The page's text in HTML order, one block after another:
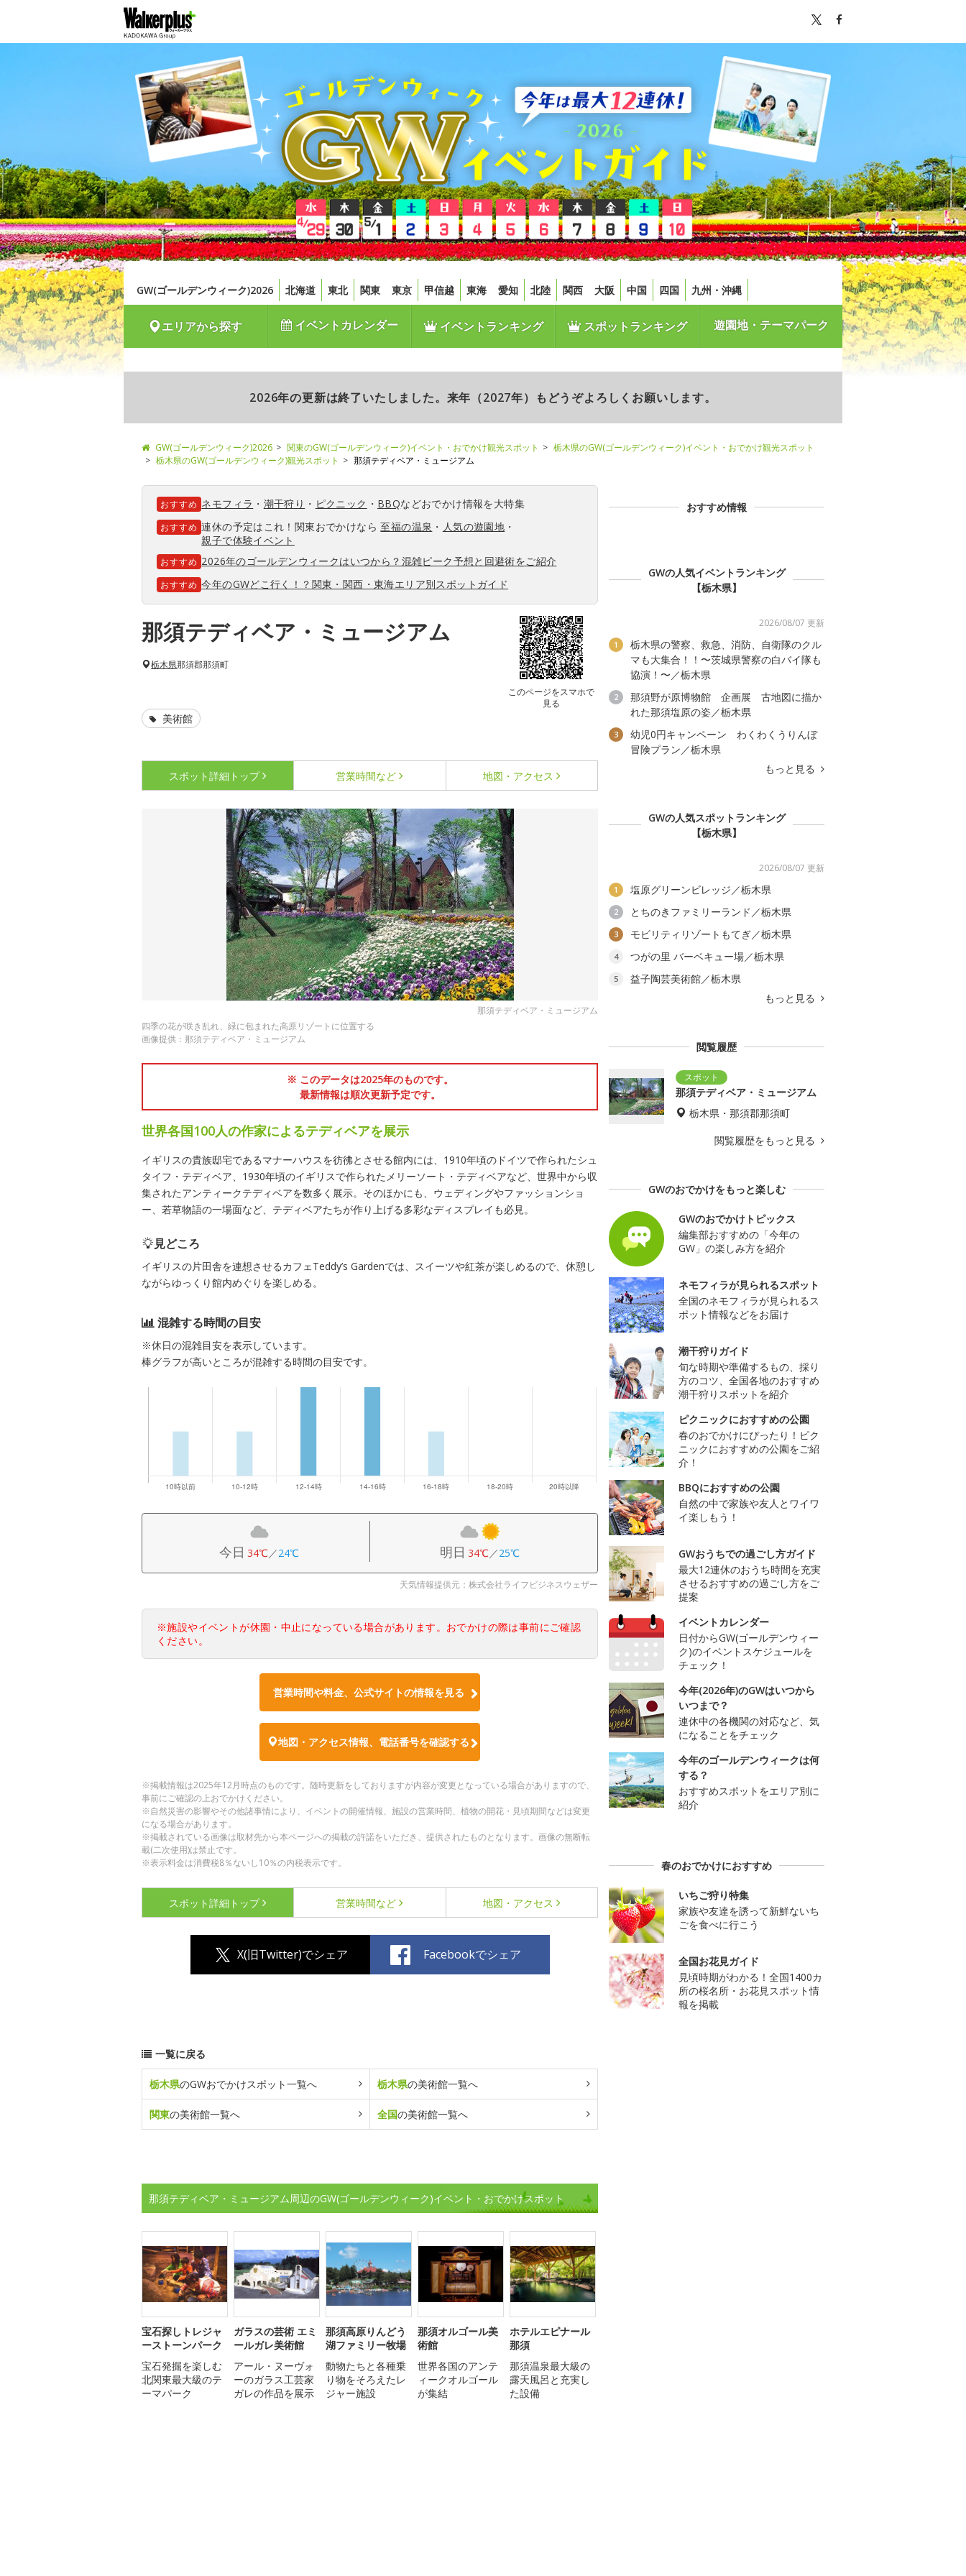
GW(ゴールデンウィーク)2026 北海道 東北 関東 東京 甲信越 東海 愛知 北陸 関西 大阪 中国 四国 九州・沖縄
エリアから探す イベントカレンダー イベントランキング スポットランキング 遊園地・テーマパーク
2026年の更新は終了いたしました。来年（2027年）もどうぞよろしくお願いします。
GW(ゴールデンウィーク)2026 関東のGW(ゴールデンウィーク)イベント・おでかけ観光スポット
栃木県のGW(ゴールデンウィーク)イベント・おでかけ観光スポット
栃木県のGW(ゴールデンウィーク)観光スポット
那須テディベア・ミュージアム
おすすめ ネモフィラ ・ 潮干狩り ・ ピクニック ・ BBQなどおでかけ情報を大特集
おすすめ 連休の予定はこれ！関東おでかけなら至福の温泉 ・ 人気の遊園地 ・
親子で体験イベント
おすすめ 2026年のゴールデンウィークはいつから？混雑ピーク予想と回避術をご紹介
おすすめ 今年のGWどこ行く！？関東・関西・東海エリア別スポットガイド
那須テディベア・ミュージアム
このページをスマホで
見る
栃木県那須郡那須町
美術館
スポット詳細 トップ 営業時間など 地図・アクセス
那須テディベア・ミュージアム
四季の花が咲き乱れ、緑に包まれた高原リゾートに位置する
画像提供：那須テディベア・ミュージアム
※ このデータは2025年のものです。
最新情報は順次更新予定です。
世界各国100人の作家によるテディベアを展示
イギリスの貴族邸宅であるマナーハウスを彷彿とさせる館内には、1910年頃のドイツで作られたシュ
タイフ・テディベア、1930年頃のイギリスで作られたメリーソート・テディベアなど、世界中から収
集されたアンティークテディベアを数多く展示。そのほかにも、ウェディングやファッションショ
ー、若草物語の一場面など、テディベアたちが作り上げる多彩なディスプレイも必見。
見どころ
イギリスの片田舎を連想させるカフェTeddy’s Gardenでは、スイーツや紅茶が楽しめるので、休憩し
ながらゆっくり館内めぐりを楽しめる。
混雑する時間の目安
※休日の混雑目安を表示しています。
棒グラフが高いところが混雑する時間の目安です。
今日 34℃／24℃ 明日 34℃／25℃
天気情報提供元：株式会社ライフビジネスウェザー
※施設やイベントが休園・中止になっている場合があります。おでかけの際は事前にご確認
ください。
営業時間や料金、公式サイトの情報を見る
地図・アクセス情報、電話番号を確認する
※掲載情報は2025年12月時点のものです。随時更新をしておりますが内容が変更となっている場合がありますので、
事前にご確認の上おでかけください。
※自然災害の影響やその他諸事情により、イベントの開催情報、施設の営業時間、植物の開花・見頃期間などは変更
になる場合があります。
※掲載されている画像は取材先から本ページへの掲載の許諾をいただき、提供されたものとなります。画像の無断転
載(二次使用)は禁止です。
※表示料金は消費税8％ないし10％の内税表示です。
スポット詳細 トップ 営業時間など 地図・アクセス
X(旧Twitter)でシェア Facebookでシェア
一覧に戻る
栃木県のGWおでかけスポット一覧へ 栃木県の美術館一覧へ
関東の美術館一覧へ 全国の美術館一覧へ
那須テディベア・ミュージアム周辺のGW(ゴールデンウィーク)イベント・おでかけスポット
宝石探しトレジャ
ーストーンパーク
宝石発掘を楽しむ
北関東最大級のテ
ーマパーク
ガラスの芸術 エミ
ールガレ美術館
アール・ヌーヴォ
ーのガラス工芸家
ガレの作品を展示
那須高原りんどう
湖ファミリー牧場
動物たちと各種乗
り物をそろえたレ
ジャー施設
那須オルゴール美
術館
世界各国のアンテ
ィークオルゴール
が集結
ホテルエピナール
那須
那須温泉最大級の
露天風呂と充実し
た設備
おすすめ情報
GWの人気イベントランキング
【栃木県】
2026/08/07 更新
1
栃木県の警察、救急、消防、自衛隊のクル
マも大集合！！〜茨城県警察の白バイ隊も
協演！〜／栃木県
2
那須野が原博物館 企画展 古地図に描か
れた那須塩原の姿／栃木県
3
幼児0円キャンペーン わくわくうりんぼ
冒険プラン／栃木県
もっと見る
GWの人気スポットランキング
【栃木県】
2026/08/07 更新
1 塩原グリーンビレッジ／栃木県
2 とちのきファミリーランド／栃木県
3 モビリティリゾートもてぎ／栃木県
4 つがの里 バーベキュー場／栃木県
5
益子陶芸美術館／栃木県
もっと見る
閲覧履歴
那須テディベア・ミュージアム
栃木県・那須郡那須町
閲覧履歴をもっと見る
GWのおでかけをもっと楽しむ
GWのおでかけトピックス
編集部おすすめの「今年の
GW」の楽しみ方を紹介
ネモフィラが見られるスポット
全国のネモフィラが見られるス
ポット情報などをお届け
潮干狩りガイド
旬な時期や準備するもの、採り
方のコツ、全国各地のおすすめ
潮干狩りスポットを紹介
ピクニックにおすすめの公園
春のおでかけにぴったり！ピク
ニックにおすすめの公園をご紹
介！
BBQにおすすめの公園
自然の中で家族や友人とワイワ
イ楽しもう！
GWおうちでの過ごし方ガイド
最大12連休のおうち時間を充実
させるおすすめの過ごし方をご
提案
イベントカレンダー
日付からGW(ゴールデンウィー
ク)のイベントスケジュールを
チェック！
今年(2026年)のGWはいつから
いつまで？
連休中の各機関の対応など、気
になることをチェック
今年のゴールデンウィークは何
する？
おすすめスポットをエリア別に
紹介
春のおでかけにおすすめ
いちご狩り特集
家族や友達を誘って新鮮ないち
ごを食べに行こう
全国お花見ガイド
見頃時期がわかる！全国1400カ
所の桜名所・お花見スポット情
報を掲載